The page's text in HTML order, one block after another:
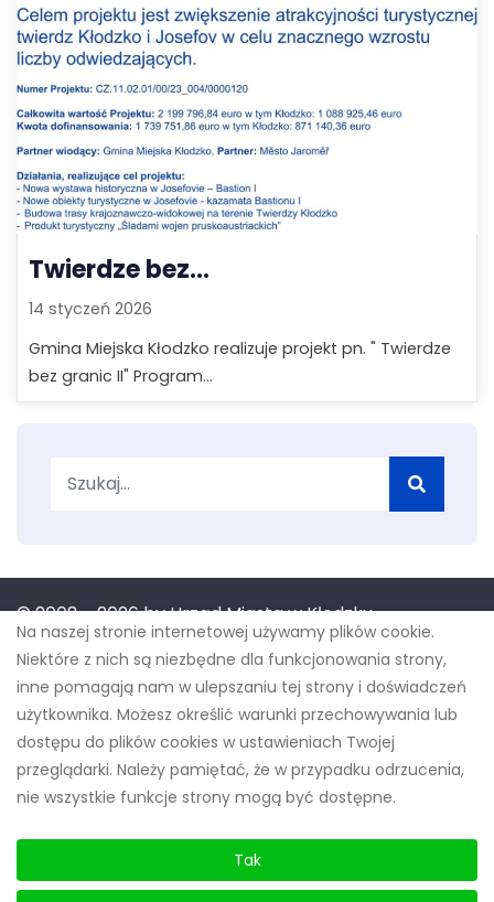
Twierdze bez...
14 styczeń 2026
Gmina Miejska Kłodzko realizuje projekt pn. " Twierdze
bez granic II" Program...
© 2008 -2026 by Urząd Miasta w Kłodzku
Projekt "Budowa innowacyjnych e-usług w Gminie
Miejskiej Kłodzko" współfinansowany przez Unię
Europejską ze środków Europejskiego Funduszu
Rozwoju Regionalnego w ramach Regionalnego
Programu Operacyjnego Województwa
Dolnośląskiego na lata 2014-2020 oraz budżetu
Na naszej stronie internetowej używamy plików cookie.
Niektóre z nich są niezbędne dla funkcjonowania strony,
inne pomagają nam w ulepszaniu tej strony i doświadczeń
użytkownika. Możesz określić warunki przechowywania lub
dostępu do plików cookies w ustawieniach Twojej
przeglądarki. Należy pamiętać, że w przypadku odrzucenia,
nie wszystkie funkcje strony mogą być dostępne.
Tak